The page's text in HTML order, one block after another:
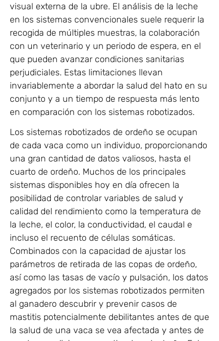
visual externa de la ubre. El análisis de la leche
en los sistemas convencionales suele requerir la
recogida de múltiples muestras, la colaboración
con un veterinario y un periodo de espera, en el
que pueden avanzar condiciones sanitarias
perjudiciales. Estas limitaciones llevan
invariablemente a abordar la salud del hato en su
conjunto y a un tiempo de respuesta más lento
en comparación con los sistemas robotizados.
Los sistemas robotizados de ordeño se ocupan
de cada vaca como un individuo, proporcionando
una gran cantidad de datos valiosos, hasta el
cuarto de ordeño. Muchos de los principales
sistemas disponibles hoy en día ofrecen la
posibilidad de controlar variables de salud y
calidad del rendimiento como la temperatura de
la leche, el color, la conductividad, el caudal e
incluso el recuento de células somáticas.
Combinados con la capacidad de ajustar los
parámetros de retirada de las copas de ordeño,
así como las tasas de vacío y pulsación, los datos
agregados por los sistemas robotizados permiten
al ganadero descubrir y prevenir casos de
mastitis potencialmente debilitantes antes de que
la salud de una vaca se vea afectada y antes de